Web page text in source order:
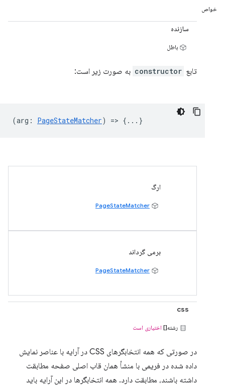
خواص
سازنده
باطل
تابع constructor به صورت زیر است:
(arg : PageStateMatcher) => {...}
ارگ
PageStateMatcher
برمی گرداند
PageStateMatcher
css
رشته[] اختیاری است
در صورتی که همه انتخابگرهای CSS در آرایه با عناصر نمایش
داده شده در فریمی با منشأ همان قاب اصلی صفحه مطابقت
داشته باشند، مطابقت دارد. همه انتخابگرها در این آرایه باید